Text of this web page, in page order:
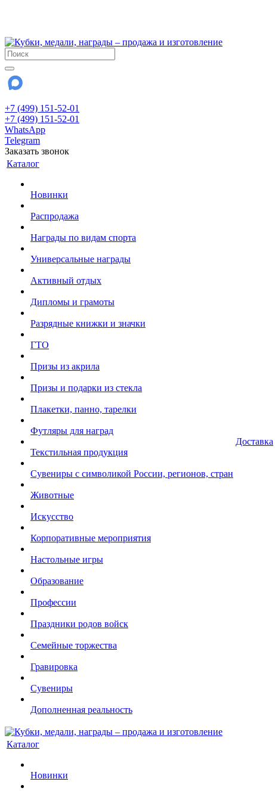
+7 (499) 151-52-01
+7 (499) 151-52-01
WhatsApp
Telegram
Заказать звонок
Каталог
Новинки
Распродажа
Награды по видам спорта
Универсальные награды
Активный отдых
Дипломы и грамоты
Разрядные книжки и значки
ГТО
Призы из акрила
Призы и подарки из стекла
Плакетки, панно, тарелки
Футляры для наград
Текстильная продукция
Сувениры с символикой России, регионов, стран
Животные
Искусство
Корпоративные мероприятия
Настольные игры
Образование
Профессии
Праздники родов войск
Семейные торжества
Гравировка
Сувениры
Дополненная реальность
Доставка
Каталог
Новинки